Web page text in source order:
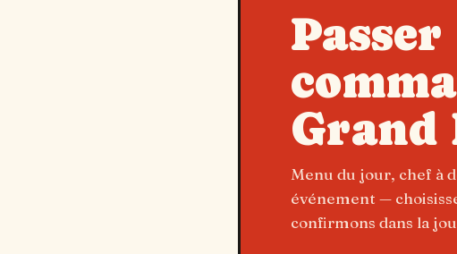
Passer
Grand
Menu du jour, chef à
événement —
confirmons dans la